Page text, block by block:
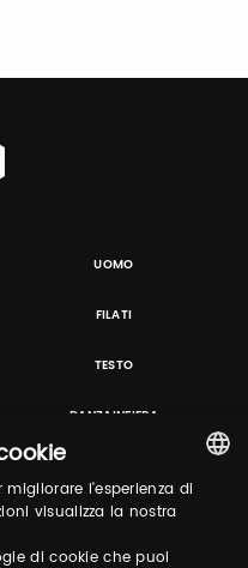
UOMO
FILATI
TESTO
DANZAINFIERA
ITALIAN
l'esperienza di
visualizza la nostra
di cookie che puoi